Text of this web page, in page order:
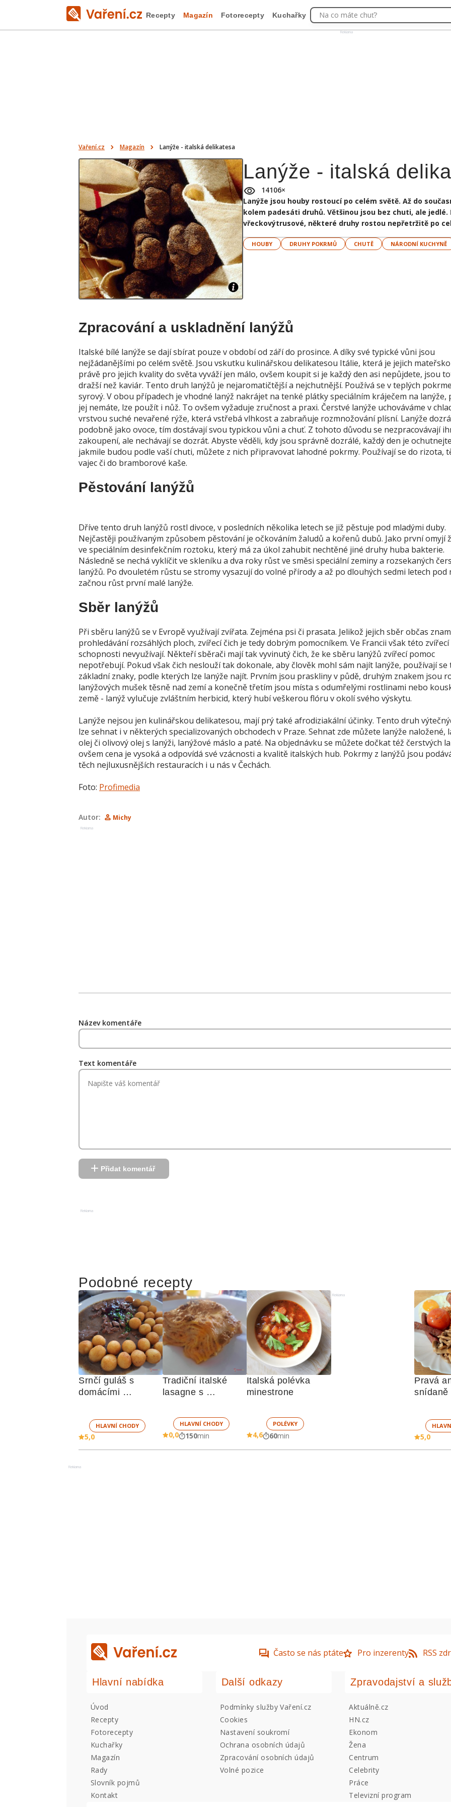
Reklama
Recepty Magazín Fotorecepty Kuchařky Na co máte chuť?
Vaření.cz Magazín Lanýže - italská delikatesa
Lanýže - italská
14106×
Lanýže jsou houby rostoucí po celém světě. Až do
kolem padesáti druhů. Většinou jsou bez chuti, ale jedlé.
vřeckovýtrusové, některé druhy rostou nepřetržitě po
HOUBY DRUHY POKRMŮ CHUTĚ NÁRODNÍ KUCHYNĚ
Zpracování a uskladnění lanýžů
Italské bílé lanýže se dají sbírat pouze v období od září do prosince. A díky své typické vůni jsou
nejžádanějšími po celém světě. Jsou vskutku kulinářskou delikatesou Itálie, která je jejich
právě pro jejich kvality do světa vyváží jen málo, ovšem koupit si je každý den asi nepůjdete, jsou
dražší než kaviár. Tento druh lanýžů je nejaromatičtější a nejchutnější. Používá se v teplých
syrový. V obou případech je vhodné lanýž nakrájet na tenké plátky speciálním kráječem na lanýže,
jej nemáte, lze použít i nůž. To ovšem vyžaduje zručnost a praxi. Čerstvé lanýže uchováváme v
vrstvou suché nevařené rýže, která vstřebá vlhkost a zabraňuje rozmnožování plísní. Lanýže
podobně jako ovoce, tím dostávají svou typickou vůni a chuť. Z tohoto důvodu se nezpracovávají
zakoupení, ale nechávají se dozrát. Abyste věděli, kdy jsou správně dozrálé, každý den je
jakmile budou podle vaší chuti, můžete z nich připravovat lahodné pokrmy. Používají se do rizota,
vajec či do bramborové kaše.
Pěstování lanýžů
Dříve tento druh lanýžů rostl divoce, v posledních několika letech se již pěstuje pod mladými duby.
Nejčastěji používaným způsobem pěstování je očkováním žaludů a kořenů dubů. Jako první omyjí
ve speciálním desinfekčním roztoku, který má za úkol zahubit nechtěné jiné druhy huba bakterie.
Následně se nechá vyklíčit ve skleníku a dva roky růst ve směsi speciální zeminy a rozsekaných
lanýžů. Po dvouletém růstu se stromy vysazují do volné přírody a až po dlouhých sedmi letech pod
začnou růst první malé lanýže.
Sběr lanýžů
Při sběru lanýžů se v Evropě využívají zvířata. Zejména psi či prasata. Jelikož jejich sběr občas
prohledávání rozsáhlých ploch, zvířecí čich je tedy dobrým pomocníkem. Ve Francii však této zvířecí
schopnosti nevyužívají. Někteří sběrači mají tak vyvinutý čich, že ke sběru lanýžů zvířecí pomoc
nepotřebují. Pokud však čich neslouží tak dokonale, aby člověk mohl sám najít lanýže, používají se
základní znaky, podle kterých lze lanýže najít. Prvním jsou praskliny v půdě, druhým znakem jsou
lanýžových mušek těsně nad zemí a konečně třetím jsou místa s odumřelými rostlinami nebo
země - lanýž vylučuje zvláštním herbicid, který hubí veškerou flóru v okolí svého výskytu.
Lanýže nejsou jen kulinářskou delikatesou, mají prý také afrodiziakální účinky. Tento druh
lze sehnat i v některých specializovaných obchodech v Praze. Sehnat zde můžete lanýže naložené,
olej či olivový olej s lanýži, lanýžové máslo a paté. Na objednávku se můžete dočkat též čerstvých
ovšem cena je vysoká a odpovídá své vzácnosti a kvalitě italských hub. Pokrmy z lanýžů jsou
těch nejluxusnějších restauracích i u nás v Čechách.
Foto: Profimedia
Autor: Michy
Reklama
Název komentáře
Text komentáře
Přidat komentář
Reklama
Podobné recepty
Srnčí guláš s
domácími
HLAVNÍ CHODY
5,0
Tradiční italské
lasagne s
omáčkou
HLAVNÍ CHODY
0,0 150min
Italská polévka
minestrone
POLÉVKY
4,6 60min
Reklama
Pravá
snídaně
5,0
Reklama
Často se nás ptáte Pro inzerenty RSS
Hlavní nabídka
Úvod
Recepty
Fotorecepty
Kuchařky
Magazín
Rady
Slovník pojmů
Kontakt
Další odkazy
Podmínky služby Vaření.cz
Cookies
Nastavení soukromí
Ochrana osobních údajů
Zpracování osobních údajů
Volné pozice
Zpravodajství a
Aktuálně.cz
HN.cz
Ekonom
Žena
Centrum
Celebrity
Práce
Televizní program